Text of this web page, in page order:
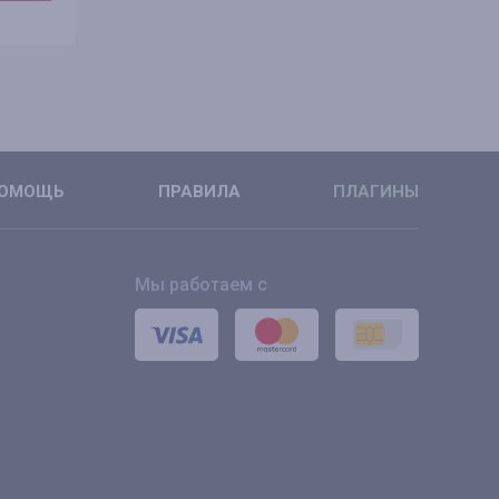
ПРАВИЛА ПЛАГИНЫ
Мы работаем с